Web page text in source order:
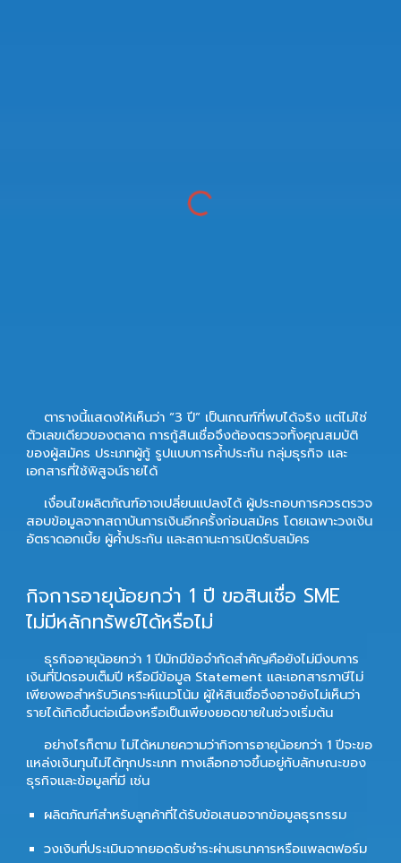
ตารางนี้แสดงให้เห็นว่า “3 ปี” เป็นเกณฑ์ที่พบได้จริง แต่ไม่ใช่
ตัวเลขเดียวของตลาด การกู้สินเชื่อจึงต้องตรวจทั้งคุณสมบัติ
ของผู้สมัคร ประเภทผู้กู้ รูปแบบการค้ำประกัน กลุ่มธุรกิจ และ
เอกสารที่ใช้พิสูจน์รายได้
เงื่อนไขผลิตภัณฑ์อาจเปลี่ยนแปลงได้ ผู้ประกอบการควรตรวจ
สอบข้อมูลจากสถาบันการเงินอีกครั้งก่อนสมัคร โดยเฉพาะวงเงิน
อัตราดอกเบี้ย ผู้ค้ำประกัน และสถานะการเปิดรับสมัคร
กิจการอายุน้อยกว่า 1 ปี ขอสินเชื่อ SME
ไม่มีหลักทรัพย์ได้หรือไม่
ธุรกิจอายุน้อยกว่า 1 ปีมักมีข้อจำกัดสำคัญคือยังไม่มีงบการ
เงินที่ปิดรอบเต็มปี หรือมีข้อมูล Statement และเอกสารภาษีไม่
เพียงพอสำหรับวิเคราะห์แนวโน้ม ผู้ให้สินเชื่อจึงอาจยังไม่เห็นว่า
รายได้เกิดขึ้นต่อเนื่องหรือเป็นเพียงยอดขายในช่วงเริ่มต้น
อย่างไรก็ตาม ไม่ได้หมายความว่ากิจการอายุน้อยกว่า 1 ปีจะขอ
แหล่งเงินทุนไม่ได้ทุกประเภท ทางเลือกอาจขึ้นอยู่กับลักษณะของ
ธุรกิจและข้อมูลที่มี เช่น
ผลิตภัณฑ์สำหรับลูกค้าที่ได้รับข้อเสนอจากข้อมูลธุรกรรม
วงเงินที่ประเมินจากยอดรับชำระผ่านธนาคารหรือแพลตฟอร์ม